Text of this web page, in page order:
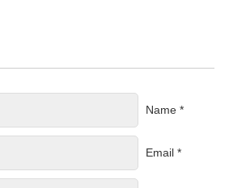
Name *
Email *